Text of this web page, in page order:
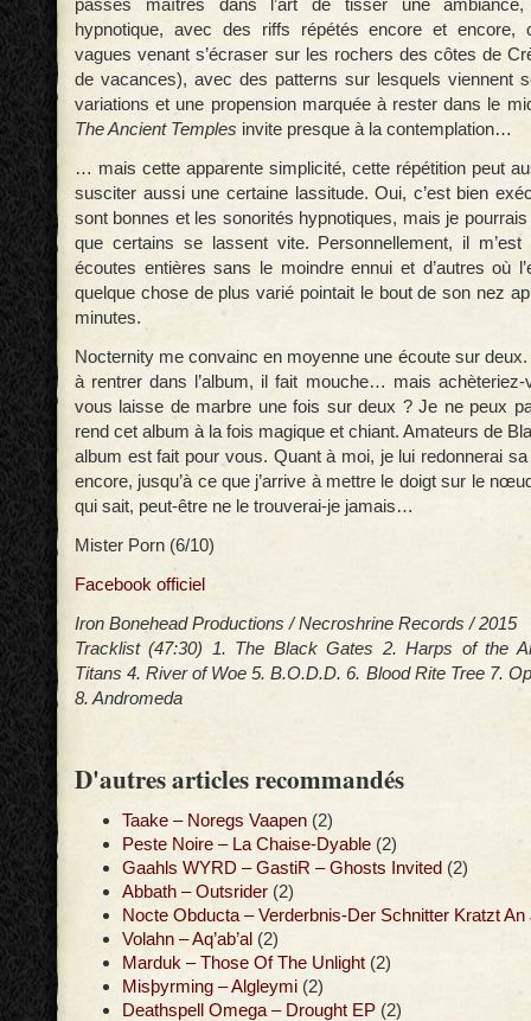
passés maîtres dans l’art de tisser une ambiance,
hypnotique, avec des riffs répétés encore et encore,
vagues venant s’écraser sur les rochers des côtes de
de vacances), avec des patterns sur lesquels viennent
variations et une propension marquée à rester dans le
The Ancient Temples invite presque à la contemplation…
… mais cette apparente simplicité, cette répétition peut
susciter aussi une certaine lassitude. Oui, c’est bien
sont bonnes et les sonorités hypnotiques, mais je
que certains se lassent vite. Personnellement, il m’est
écoutes entières sans le moindre ennui et d’autres où
quelque chose de plus varié pointait le bout de son nez
minutes.
Nocternity me convainc en moyenne une écoute sur
à rentrer dans l’album, il fait mouche… mais
vous laisse de marbre une fois sur deux ? Je ne peux
rend cet album à la fois magique et chiant. Amateurs de
album est fait pour vous. Quant à moi, je lui redonnerai
encore, jusqu’à ce que j’arrive à mettre le doigt sur le
qui sait, peut-être ne le trouverai-je jamais…
Mister Porn (6/10)
Facebook officiel
Iron Bonehead Productions / Necroshrine Records / 2015
Tracklist (47:30) 1. The Black Gates 2. Harps of the
Titans 4. River of Woe 5. B.O.D.D. 6. Blood Rite Tree 7.
8. Andromeda
D'autres articles recommandés
Taake – Noregs Vaapen (2)
Peste Noire – La Chaise-Dyable (2)
Gaahls WYRD – GastiR – Ghosts Invited (2)
Abbath – Outsrider (2)
Nocte Obducta – Verderbnis-Der Schnitter Kratzt An
Volahn – Aq’ab’al (2)
Marduk – Those Of The Unlight (2)
Misþyrming – Algleymi (2)
Deathspell Omega – Drought EP (2)